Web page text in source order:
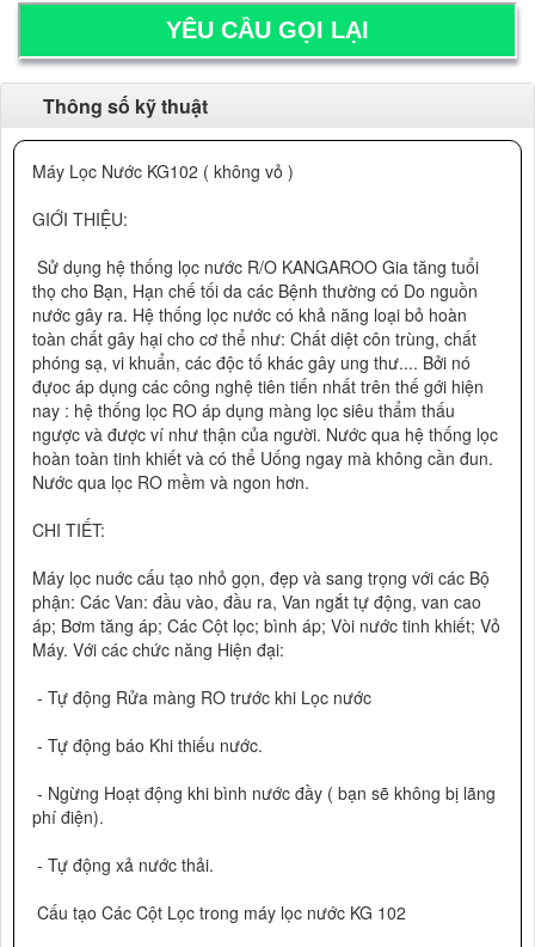
Thông số kỹ thuật
Máy Lọc Nước KG102 ( không vỏ )
GIỚI THIỆU:
Sử dụng hệ thống lọc nước R/O KANGAROO Gia tăng tuổi
thọ cho Bạn, Hạn chế tối da các Bệnh thường có Do nguồn
nước gây ra. Hệ thống lọc nước có khả năng loại bỏ hoàn
toàn chất gây hại cho cơ thể như: Chất diệt côn trùng, chất
phóng sạ, vi khuẩn, các độc tố khác gây ung thư.... Bởi nó
đựoc áp dụng các công nghệ tiên tiến nhất trên thế gới hiện
nay : hệ thống lọc RO áp dụng màng lọc siêu thẩm thấu
ngược và được ví như thận của người. Nước qua hệ thống lọc
hoàn toàn tinh khiết và có thể Uống ngay mà không cần đun.
Nước qua lọc RO mềm và ngon hơn.
CHI TIẾT:
Máy lọc nuớc cấu tạo nhỏ gọn, đẹp và sang trọng với các Bộ
phận: Các Van: đầu vào, đầu ra, Van ngắt tự động, van cao
áp; Bơm tăng áp; Các Cột lọc; bình áp; Vòi nước tinh khiết; Vỏ
Máy. Với các chức năng Hiện đại:
- Tự động Rửa màng RO trước khi Lọc nước
- Tự động báo Khi thiếu nước.
- Ngừng Hoạt động khi bình nước đầy ( bạn sẽ không bị lãng
phí điện).
- Tự động xả nước thải.
Cấu tạo Các Cột Lọc trong máy lọc nước KG 102